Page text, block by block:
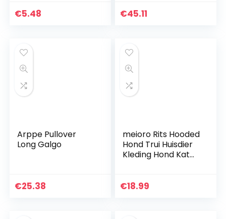
Comfortabele
€5.48 €45.11
Arppe Pullover
Long Galgo
€25.38
meioro Rits Hooded
Hond Trui Huisdier
Kleding Hond Kat
Warme Hooded
€18.99